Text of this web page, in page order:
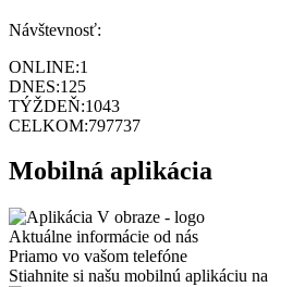
Návštevnosť:
ONLINE:1
DNES:125
TÝŽDEŇ:1043
CELKOM:797737
Mobilná aplikácia
Aktuálne informácie od nás
Priamo vo vašom telefóne
Stiahnite si našu mobilnú aplikáciu na